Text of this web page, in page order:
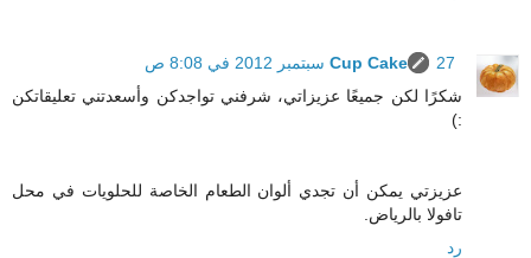
Cup Cake
27 سبتمبر 2012 في 8:08 ص
شكرًا لكن جميعًا عزيزاتي، شرفني تواجدكن وأسعدتني تعليقاتكن
:)
عزيزتي يمكن أن تجدي ألوان الطعام الخاصة للحلويات في محل
تافولا بالرياض.
رد